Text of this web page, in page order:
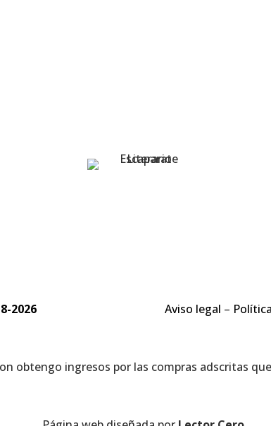
2026 Aviso legal –
obtengo ingresos por las compras adscritas